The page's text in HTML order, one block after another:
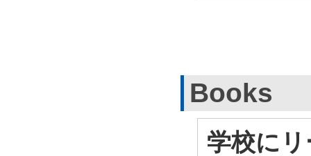
Books
学校に